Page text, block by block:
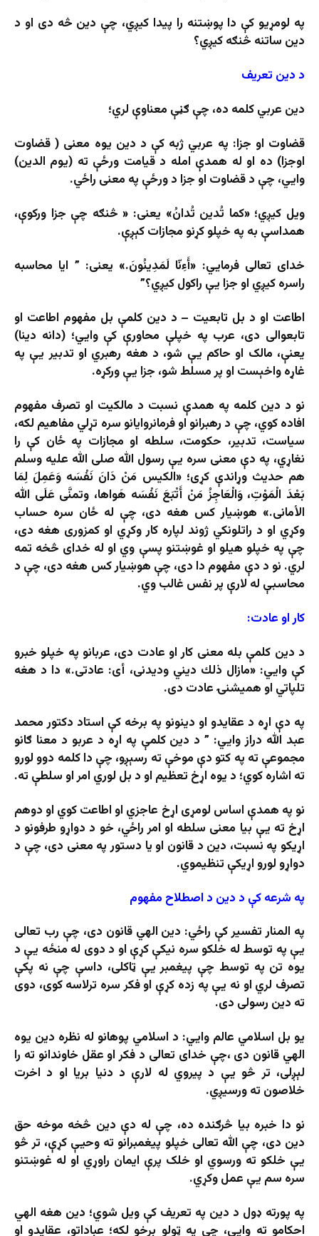
په لومړيو کې دا پوښتنه را پیدا کیږي، چې دین څه دی او د
دین ساتنه څنګه کیږي؟
د دین تعریف
دین عربي کلمه ده، چې ګڼې معناوې لري؛
قضاوت او جزا: په عربي ژبه کې د دین یوه معنی ( قضاوت
اوجزا) ده او له همدې امله د قیامت ورځې ته (یوم الدین)
وايي، چې د قضاوت او جزا د ورځې په معنی راځي.
ویل کیږي؛ «كما تُدين تُدانُ» یعنی: « څنګه چې جزا ورکوې،
همداسې به په خپلو کړنو مجازات کېږې.
خدای تعالی فرمايي: «أَءِنّا لَمَدِينُونَ.» یعنی: ” ايا محاسبه
راسره كيږي او جزا یې راکول کیږي؟”
اطاعت او د بل تابعیت – د دین کلمې بل مفهوم اطاعت او
تابعوالی دی، عرب په خپلې محاورې کې وايي؛ (دانه دینا)
یعنې، مالک او حاکم یې شو، د هغه رهبري او تدبیر یې په
غاړه واخېست او پر مسلط شو، جزا یې ورکړه.
نو د دین کلمه په همدې نسبت د مالکیت او تصرف مفهوم
افاده کوي، چې د رهبرانو او فرمانروایانو سره تړلي مفاهیم لکه،
سیاست، تدبیر، حکومت، سلطه او مجازات په ځان کې را
نغاړي، په دې معنی سره یې رسول الله صلی الله علیه وسلم
هم حدیث وړاندې کړی؛ «الكيس مَنْ دَانَ نَفْسَه وَعَمِلَ لِمَا
بَعْدَ الْمَوْتِ، وَالْعَاجِزُ مَنْ أَتْبَعَ نَفْسَه هَواها، وتمنَّى عَلَى الله
الأمانی.» هوښیار کس هغه دی، چې له ځان سره حساب
وکړي او د راتلونکي ژوند لپاره کار وکړي او کمزوری هغه دی،
چې په خپلو هیلو او غوښتنو پسې وي او له خدای څخه تمه
لري. نو د دې مفهوم دا دی، چې هوښیار کس هغه دی، چې د
محاسبې له لارې پر نفس غالب وي.
کار او عادت:
د دین کلمې بله معنی کار او عادت دی، عربانو په خپلو خبرو
کې وايي: «مازال ذلك ديني ودیدنی، أى: عادتی.» دا د هغه
تلپاتي او همیشنۍ عادت دی.
په دې اړه د عقایدو او دینونو په برخه کې استاد دکتور محمد
عبد الله دراز وايي: ” د دین کلمې په اړه د عربو د معنا ګانو
مجموعې ته په کتو دې موخې ته رسېږو، چې دا کلمه دوو لورو
ته اشاره کوي؛ د یوه اړخ تعظیم او د بل لوري امر او سلطې ته.
نو په همدې اساس لومړی اړخ عاجزي او اطاعت کوي او دوهم
اړخ ته یې بیا معنی سلطه او امر راځي، خو د دواړو طرفونو د
اړیکو په نسبت، دین د قانون او یا دستور په معنی دی، چې د
دواړو لورو اړیکې تنظیموي.
په شرعه کې د دین د اصطلاح مفهوم
په المنار تفسیر کې راځي: دین الهي قانون دی، چې رب تعالی
یې په توسط له خلکو سره نیکې کړې او د دوی له منځه یې د
یوه تن په توسط چې پیغمبر یې ټاکلی، داسې چې نه پکې
تصرف لري او نه یې په زده کړې او فکر سره ترلاسه کوی، دوی
ته دین رسولی دی.
یو بل اسلامي عالم وايي: د اسلامي پوهانو له نظره دین یوه
الهي قانون دی ،چې خدای تعالی د فکر او عقل خاوندانو ته را
لېږلی، تر څو یې د پیروي له لارې د دنیا بریا او د اخرت
خلاصون ته ورسیږي.
نو دا خبره بیا څرګنده ده، چې له دې دین څخه موخه حق
دین دی، چې الله تعالی خپلو پیغمبرانو ته وحیې کړې، تر څو
یې خلکو ته ورسوي او خلک پرې ایمان راوړي او له غوښتنو
سره سم یې عمل وکړي.
په پورته ډول د دین په تعریف کې ویل شوي؛ دین هغه الهي
احکامو ته وايي، چې په ټولو برخو لکه؛ عباداتو، عقایدو او